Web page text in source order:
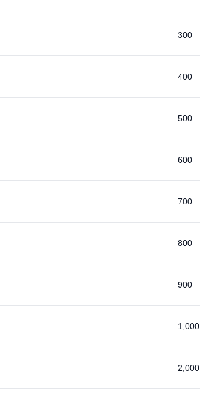
300
400
500
600
700
800
900
1,000
2,000